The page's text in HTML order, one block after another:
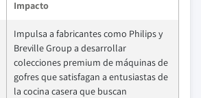
Impacto
Impulsa a fabricantes como Philips y
Breville Group a desarrollar
colecciones premium de máquinas de
gofres que satisfagan a entusiastas de
la cocina casera que buscan